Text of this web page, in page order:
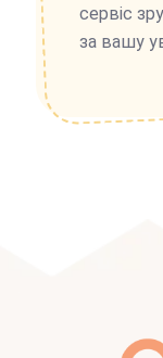
сервіс
за вашу